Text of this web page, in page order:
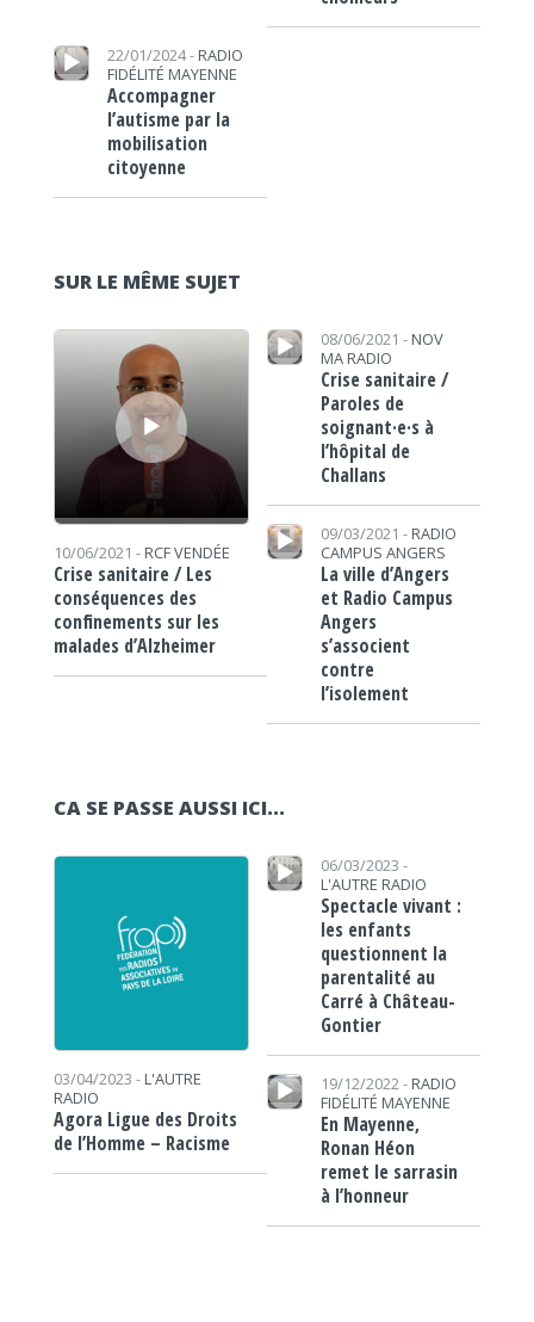
Lecteur audio
22/01/2024 - RADIO
FIDÉLITÉ MAYENNE
Accompagner
l’autisme par la
mobilisation
citoyenne
SUR LE MÊME SUJET
Lecteur audio
10/06/2021 - RCF VENDÉE
Crise sanitaire / Les
conséquences des
confinements sur les
malades d’Alzheimer
Lecteur audio 08/06/2021 - NOV
MA RADIO
Crise sanitaire /
Paroles de
soignant·e·s à
l’hôpital de
Challans
Lecteur audio
09/03/2021 - RADIO
CAMPUS ANGERS
La ville d’Angers
et Radio Campus
Angers
s’associent
contre
l’isolement
CA SE PASSE AUSSI ICI...
03/04/2023 - L'AUTRE
RADIO
Agora Ligue des Droits
de l’Homme – Racisme
Lecteur audio
06/03/2023 -
L'AUTRE RADIO
Spectacle vivant :
les enfants
questionnent la
parentalité au
Carré à Château-
Gontier
Lecteur audio
19/12/2022 - RADIO
FIDÉLITÉ MAYENNE
En Mayenne,
Ronan Héon
remet le sarrasin
à l’honneur